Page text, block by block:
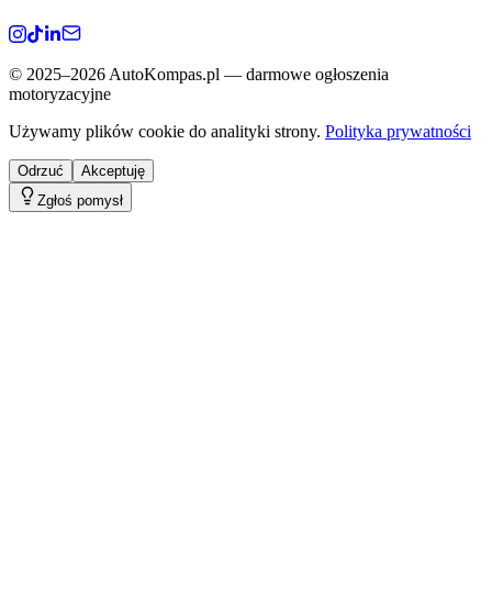
© 2025–2026 AutoKompas.pl — darmowe ogłoszenia
motoryzacyjne
Używamy plików cookie do analityki strony. Polityka prywatności
Odrzuć
Akceptuję
Zgłoś pomysł